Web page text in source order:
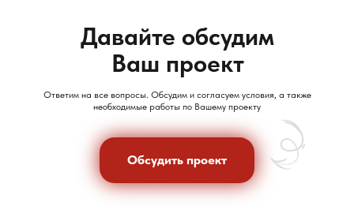
Ответим на все вопросы. Обсудим и согласуем условия, а также
необходимые работы по Вашему проекту
Давайте обсудим
Ваш проект
Обсудить проект
Обсудить проект